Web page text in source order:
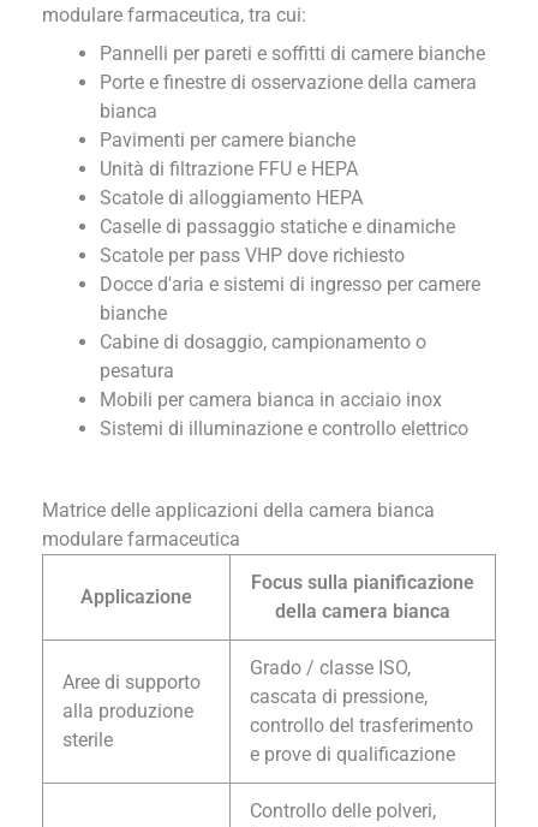
modulare farmaceutica, tra cui:
Pannelli per pareti e soffitti di camere bianche
Porte e finestre di osservazione della camera
bianca
Pavimenti per camere bianche
Unità di filtrazione FFU e HEPA
Scatole di alloggiamento HEPA
Caselle di passaggio statiche e dinamiche
Scatole per pass VHP dove richiesto
Docce d'aria e sistemi di ingresso per camere
bianche
Cabine di dosaggio, campionamento o
pesatura
Mobili per camera bianca in acciaio inox
Sistemi di illuminazione e controllo elettrico
Matrice delle applicazioni della camera bianca
modulare farmaceutica
Applicazione
Focus sulla pianificazione
della camera bianca
Aree di supporto
alla produzione
sterile
Grado / classe ISO,
cascata di pressione,
controllo del trasferimento
e prove di qualificazione
Controllo delle polveri,